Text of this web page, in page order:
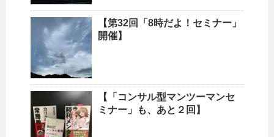
【第32回「8時だよ！セミナー」
開催】
【「コンサル型マンツーマンセ
ミナー」も、あと２回】